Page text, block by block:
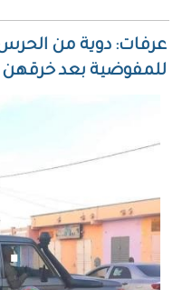
عرفات: دوية من
للمفوضية بعد